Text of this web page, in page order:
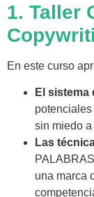
1. Taller
En este curso
El sistema
sin miedo
Las
una marca